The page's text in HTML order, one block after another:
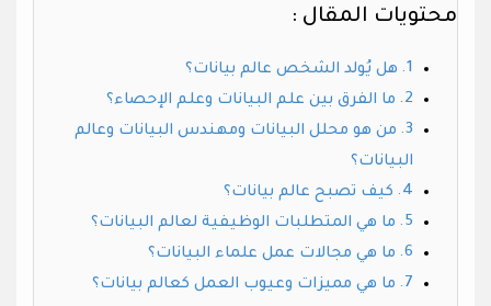
محتويات المقال :
هل يُولد الشخص عالم بيانات؟
ما الفرق بين علم البيانات وعلم الإحصاء؟
من هو محلل البيانات ومهندس البيانات وعالم
البيانات؟
كيف تصبح عالم بيانات؟
ما هي المتطلبات الوظيفية لعالم البيانات؟
ما هي مجالات عمل علماء البيانات؟
ما هي مميزات وعيوب العمل كعالم بيانات؟